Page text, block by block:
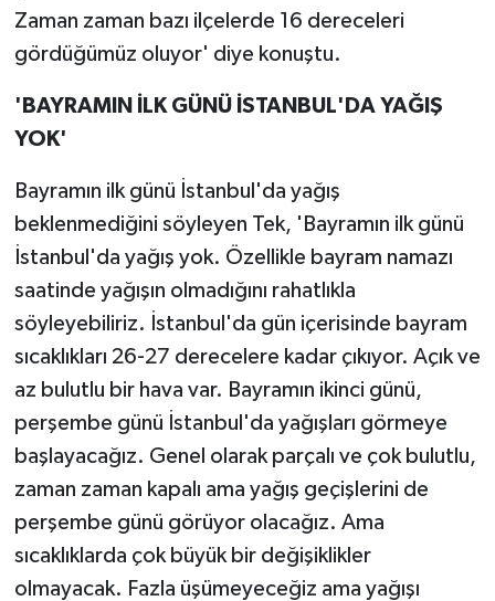
Zaman zaman bazı ilçelerde 16 dereceleri
gördüğümüz oluyor' diye konuştu.
'BAYRAMIN İLK GÜNÜ İSTANBUL'DA YAĞIŞ
YOK'
Bayramın ilk günü İstanbul'da yağış
beklenmediğini söyleyen Tek, 'Bayramın ilk günü
İstanbul'da yağış yok. Özellikle bayram namazı
saatinde yağışın olmadığını rahatlıkla
söyleyebiliriz. İstanbul'da gün içerisinde bayram
sıcaklıkları 26-27 derecelere kadar çıkıyor. Açık ve
az bulutlu bir hava var. Bayramın ikinci günü,
perşembe günü İstanbul'da yağışları görmeye
başlayacağız. Genel olarak parçalı ve çok bulutlu,
zaman zaman kapalı ama yağış geçişlerini de
perşembe günü görüyor olacağız. Ama
sıcaklıklarda çok büyük bir değişiklikler
olmayacak. Fazla üşümeyeceğiz ama yağışı